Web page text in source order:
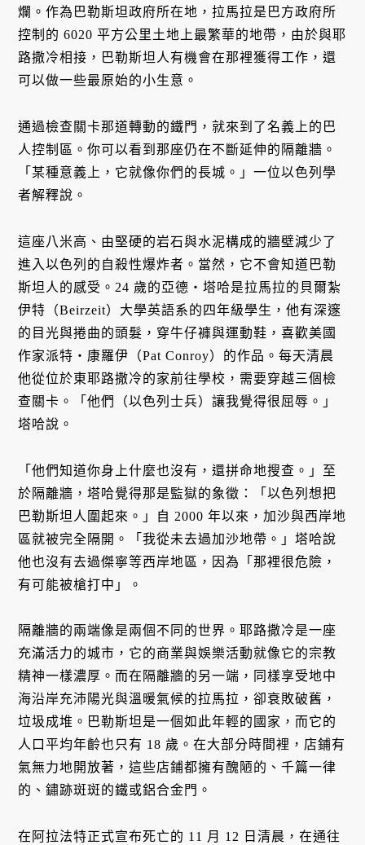
爛。作為巴勒斯坦政府所在地，拉馬拉是巴方政府所
控制的 6020 平方公里土地上最繁華的地帶，由於與耶
路撒冷相接，巴勒斯坦人有機會在那裡獲得工作，還
可以做一些最原始的小生意。
通過檢查關卡那道轉動的鐵門，就來到了名義上的巴
人控制區。你可以看到那座仍在不斷延伸的隔離牆。
「某種意義上，它就像你們的長城。」一位以色列學
者解釋說。
這座八米高、由堅硬的岩石與水泥構成的牆壁減少了
進入以色列的自殺性爆炸者。當然，它不會知道巴勒
斯坦人的感受。24 歲的亞德・塔哈是拉馬拉的貝爾紮
伊特（Beirzeit）大學英語系的四年級學生，他有深邃
的目光與捲曲的頭髮，穿牛仔褲與運動鞋，喜歡美國
作家派特・康羅伊（Pat Conroy）的作品。每天清晨
他從位於東耶路撒冷的家前往學校，需要穿越三個檢
查關卡。「他們（以色列士兵）讓我覺得很屈辱。」
塔哈說。
「他們知道你身上什麼也沒有，還拼命地搜查。」至
於隔離牆，塔哈覺得那是監獄的象徵：「以色列想把
巴勒斯坦人圍起來。」自 2000 年以來，加沙與西岸地
區就被完全隔開。「我從未去過加沙地帶。」塔哈說
他也沒有去過傑寧等西岸地區，因為「那裡很危險，
有可能被槍打中」。
隔離牆的兩端像是兩個不同的世界。耶路撒冷是一座
充滿活力的城市，它的商業與娛樂活動就像它的宗教
精神一樣濃厚。而在隔離牆的另一端，同樣享受地中
海沿岸充沛陽光與溫暖氣候的拉馬拉，卻衰敗破舊，
垃圾成堆。巴勒斯坦是一個如此年輕的國家，而它的
人口平均年齡也只有 18 歲。在大部分時間裡，店鋪有
氣無力地開放著，這些店鋪都擁有醜陋的、千篇一律
的、鏽跡斑斑的鐵或鋁合金門。
在阿拉法特正式宣布死亡的 11 月 12 日清晨，在通往